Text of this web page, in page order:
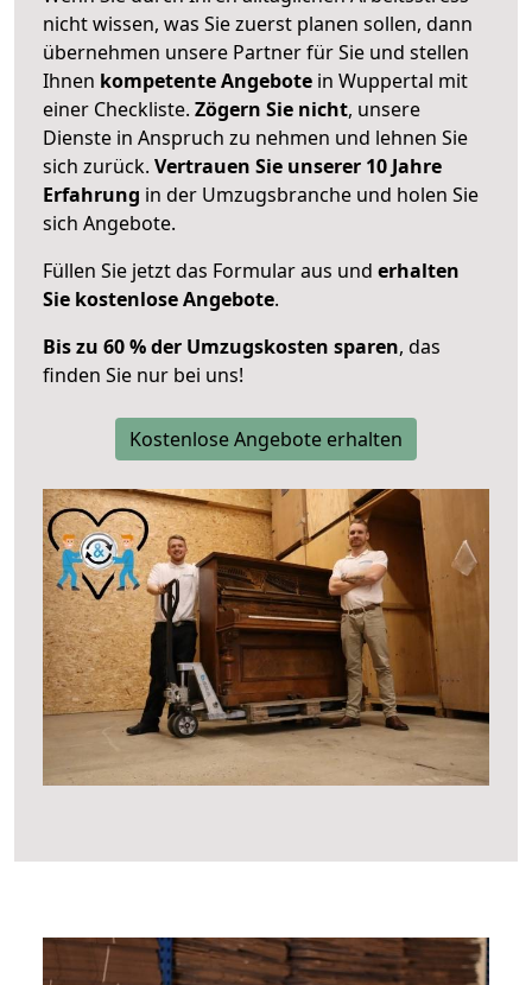
nicht wissen, was Sie zuerst planen sollen, dann
übernehmen unsere Partner für Sie und stellen
Ihnen kompetente Angebote in Wuppertal mit
einer Checkliste. Zögern Sie nicht, unsere
Dienste in Anspruch zu nehmen und lehnen Sie
sich zurück. Vertrauen Sie unserer 10 Jahre
Erfahrung in der Umzugsbranche und holen Sie
sich Angebote.
Füllen Sie jetzt das Formular aus und erhalten
Sie kostenlose Angebote.
Bis zu 60 % der Umzugskosten sparen, das
finden Sie nur bei uns!
Kostenlose Angebote erhalten